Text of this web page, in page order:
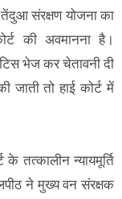
संरक्षण योजना का
की अवमानना है।
भेज कर चेतावनी दी
जाती तो हाई कोर्ट में
तत्कालीन न्यायमूर्ति
ने मुख्य वन संरक्षक